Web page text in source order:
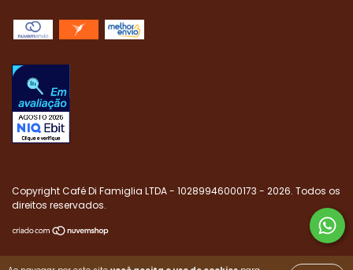
Copyright Café Di Famiglia LTDA - 10289946000173 - 2026. Todos os
direitos reservados.